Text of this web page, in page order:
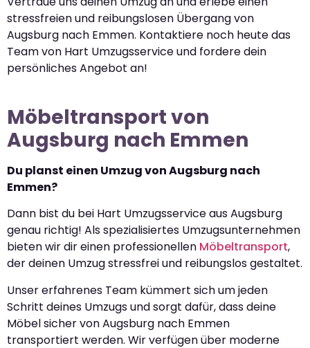
stressfreien und reibungslosen Übergang von
Augsburg nach Emmen. Kontaktiere noch heute das
Team von Hart Umzugsservice und fordere dein
persönliches Angebot an!
Möbeltransport von
Augsburg nach Emmen
Du planst einen Umzug von Augsburg nach
Emmen?
Dann bist du bei Hart Umzugsservice aus Augsburg
genau richtig! Als spezialisiertes Umzugsunternehmen
bieten wir dir einen professionellen Möbeltransport,
der deinen Umzug stressfrei und reibungslos gestaltet.
Unser erfahrenes Team kümmert sich um jeden
Schritt deines Umzugs und sorgt dafür, dass deine
Möbel sicher von Augsburg nach Emmen
transportiert werden. Wir verfügen über moderne